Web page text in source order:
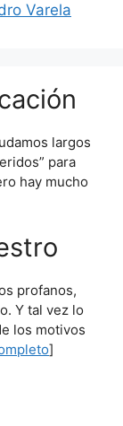
Varela
largos
para
hay mucho
profanos,
Y tal vez lo
los motivos
]